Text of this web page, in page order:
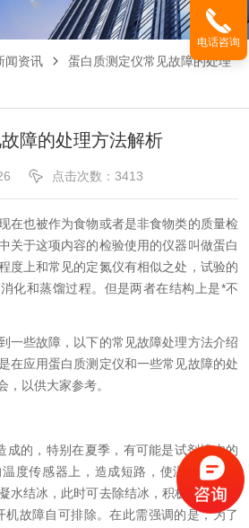
闻资讯
蛋白质测定仪常见故障的处理
障的处理方法解析
点击次数：3413
在也被作为食物或者是非食物类的质量检
关于这项内容的检验使用的仪器叫做蛋白
度上和常见的定氮仪有相似之处，试验的
化和蒸馏过程。但是两者在结构上是*不
一些故障，以下的常见故障处理方法介绍
在应用蛋白质测定仪和一些常见故障的处
，以供大家参考。
成的，特别在夏季，有可能是试剂槽内的
度传感器上，造成短路，使温度控制失
水结冰，此时可去除结冰，积极改善通风
故障自可排除。在此需强调的是，为了
电话咨询